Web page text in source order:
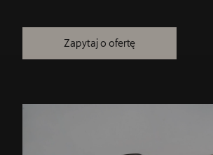
Zapytaj o ofertę